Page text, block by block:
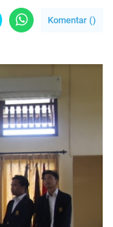
Komentar ()